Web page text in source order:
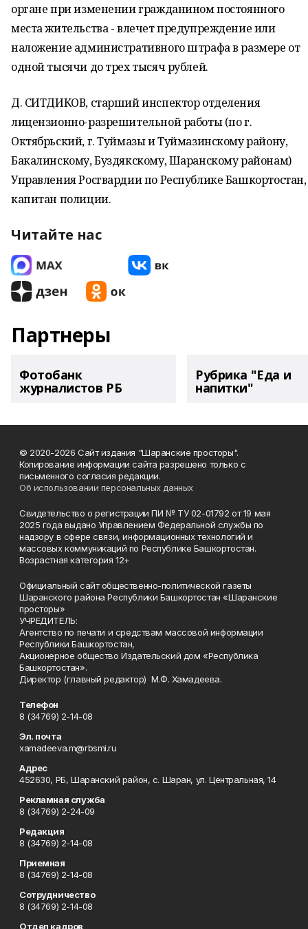
органе при изменении гражданином постоянного
места жительства - влечет предупреждение или
наложение административного штрафа в размере от
одной тысячи до трех тысяч рублей.
Д. СИТДИКОВ, старший инспектор отделения
лицензионно-разрешительной работы (по г.
Октябрьский, г. Туймазы и Туймазинскому району,
Бакалинскому, Буздякскому, Шаранскому районам)
Управления Росгвардии по Республике Башкортостан,
капитан полиции.
Читайте нас
Партнеры
Фотобанк
журналистов РБ
Рубрика "Еда и
напитки"
© 2020-2026 Сайт издания "Шаранские просторы".
Копирование информации сайта разрешено только с
письменного согласия редакции.
Об использовании персональных данных
Свидетельство о регистрации ПИ № ТУ 02-01792 от 19 мая
2025 года выдано Управлением Федеральной службы по
надзору в сфере связи, информационных технологий и
массовых коммуникаций по Республике Башкортостан.
Возрастная категория 12+
Официальный сайт общественно-политической газеты
Шаранского района Республики Башкортостан «Шаранские
просторы»
УЧРЕДИТЕЛЬ:
Агентство по печати и средствам массовой информации
Республики Башкортостан,
Акционерное общество Издательский дом «Республика
Башкортостан».
Директор (главный редактор) М.Ф. Хамадеева.
Телефон
8 (34769) 2-14-08
Эл. почта
xamadeeva.m@rbsmi.ru
Адрес
452630, РБ, Шаранский район, с. Шаран, ул. Центральная, 14
Рекламная служба
8 (34769) 2-24-09
Редакция
8 (34769) 2-14-08
Приемная
8 (34769) 2-14-08
Сотрудничество
8 (34769) 2-14-08
Отдел кадров